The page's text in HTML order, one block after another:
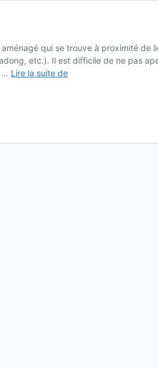
aménagé qui se trouve à proximité
etc.). Il est difficile de ne pas
… Lire la suite deLa